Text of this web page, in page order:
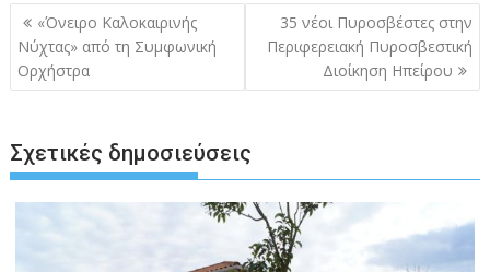
Πλοήγηση
άρθρων
«Όνειρο Καλοκαιρινής
Νύχτας» από τη Συμφωνική
Ορχήστρα
35 νέοι Πυροσβέστες στην
Περιφερειακή Πυροσβεστική
Διοίκηση Ηπείρου
Σχετικές δημοσιεύσεις